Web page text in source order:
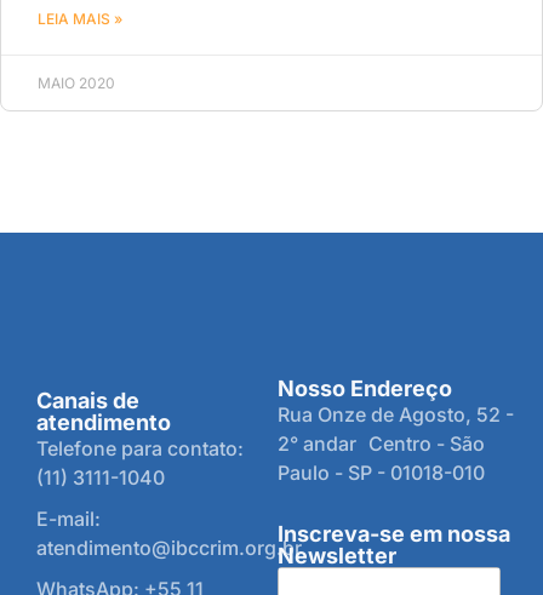
LEIA MAIS »
MAIO 2020
Canais de
atendimento
Telefone para contato:
(11) 3111-1040
E-mail:
atendimento@ibccrim.org.br
WhatsApp: +55 11
Nosso Endereço
Rua Onze de Agosto, 52 -
2° andar Centro - São
Paulo - SP - 01018-010
Inscreva-se em nossa
Newsletter